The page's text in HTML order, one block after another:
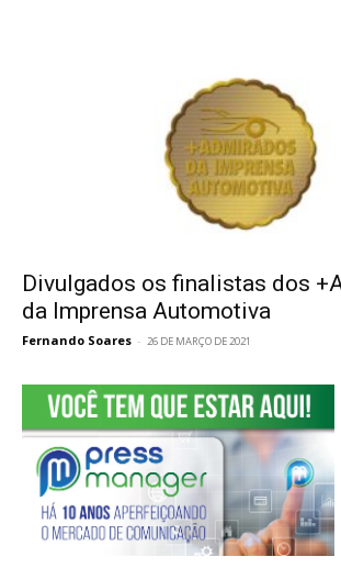
Divulgados os finalistas dos
da Imprensa Automotiva
Fernando Soares - 26 DE MARÇO DE 2021